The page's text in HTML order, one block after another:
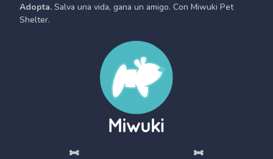
Adopta. Salva una vida, gana un amigo. Con Miwuki Pet
Shelter.